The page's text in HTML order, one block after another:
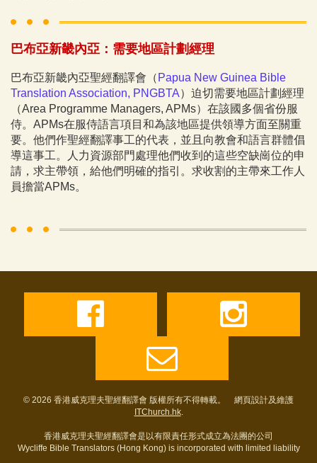
​巴布亞新畿內亞：需要地區計劃經理
巴布亞新畿內亞聖經翻譯會（ Papua New Guinea Bible
Translation Association, PNGBTA）迫切需要地區計劃經理
（Area Programme Managers, APMs）在該國多個省份服
侍。APMs在服侍語言項目和為該地區提供領導方面至關重
要。他們作聖經翻譯事工的代表，並且向教會和語言群體倡
導這事工。人力資源部門處理他們收到的這些空缺崗位的申
請，求主帶領，給他們明確的指引。求收割的主帶來工作人
員擔當APMs。
© 2026 香港威克理夫聖經翻譯會 版權所有不得轉載。 網頁設計及維護
ITChurch.hk.
香港威克理夫聖經翻譯會是以有限責任形式成立為法團的公司
Wycliffe Bible Translators (Hong Kong) is incorporated with limited liability